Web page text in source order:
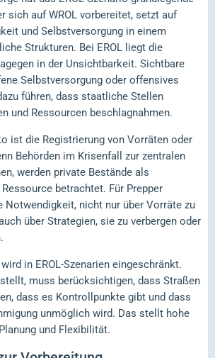
sich auf WROL vorbereitet, setzt auf
und Selbstversorgung in einem
Strukturen. Bei EROL liegt die
in der Unsichtbarkeit. Sichtbare
Selbstversorgung oder offensives
führen, dass staatliche Stellen
und Ressourcen beschlagnahmen.
ist die Registrierung von Vorräten oder
Behörden im Krisenfall zur zentralen
werden private Bestände als
betrachtet. Für Prepper
Notwendigkeit, nicht nur über Vorräte zu
über Strategien, sie zu verbergen oder
in EROL-Szenarien eingeschränkt.
muss berücksichtigen, dass Straßen
dass es Kontrollpunkte gibt und dass
unmöglich wird. Das stellt hohe
und Flexibilität.